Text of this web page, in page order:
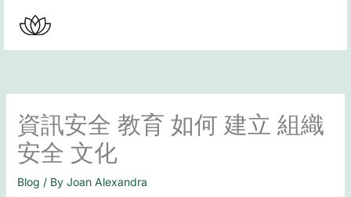
content
資訊安全 教育 如何 建立 組織
安全 文化
Blog / By Joan Alexandra